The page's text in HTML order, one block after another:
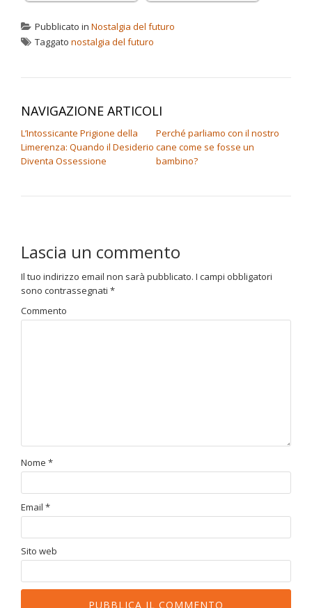
Pubblicato in Nostalgia del futuro
Taggato nostalgia del futuro
NAVIGAZIONE ARTICOLI
L’Intossicante Prigione della
Limerenza: Quando il Desiderio
Diventa Ossessione
Perché parliamo con il nostro
cane come se fosse un
bambino?
Lascia un commento
Il tuo indirizzo email non sarà pubblicato. I campi obbligatori
sono contrassegnati *
Commento
Nome *
Email *
Sito web